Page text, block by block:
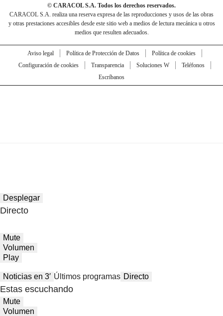
© CARACOL S.A. Todos los derechos reservados.
CARACOL S.A. realiza una reserva expresa de las reproducciones y usos de las obras
y otras prestaciones accesibles desde este sitio web a medios de lectura mecánica u otros
medios que resulten adecuados.
Aviso legal Política de Protección de Datos
Política de cookies
Configuración de cookies
Transparencia Soluciones W
Teléfonos
Escríbanos
Desplegar
Directo
Mute
Volumen
Play
Noticias en 3′ Últimos programas Directo
Estas escuchando
Mute
Volumen